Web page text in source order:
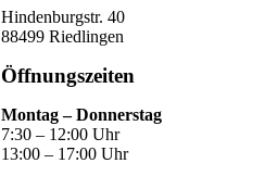
Hindenburgstr. 40
88499 Riedlingen
Öffnungszeiten
Montag – Donnerstag
7:30 – 12:00 Uhr
13:00 – 17:00 Uhr